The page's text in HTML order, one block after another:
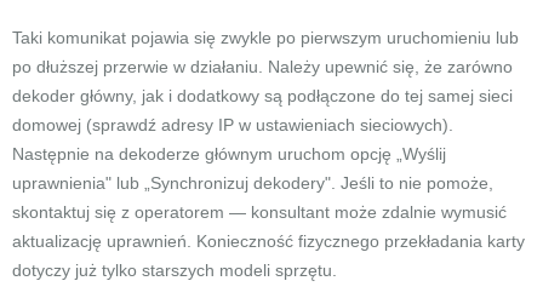
Taki komunikat pojawia się zwykle po pierwszym uruchomieniu lub
po dłuższej przerwie w działaniu. Należy upewnić się, że zarówno
dekoder główny, jak i dodatkowy są podłączone do tej samej sieci
domowej (sprawdź adresy IP w ustawieniach sieciowych).
Następnie na dekoderze głównym uruchom opcję „Wyślij
uprawnienia" lub „Synchronizuj dekodery". Jeśli to nie pomoże,
skontaktuj się z operatorem — konsultant może zdalnie wymusić
aktualizację uprawnień. Konieczność fizycznego przekładania karty
dotyczy już tylko starszych modeli sprzętu.